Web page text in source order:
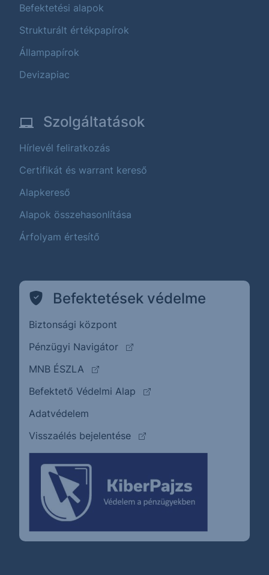
Befektetési alapok
Strukturált értékpapírok
Állampapírok
Devizapiac
Szolgáltatások
Hírlevél feliratkozás
Certifikát és warrant kereső
Alapkereső
Alapok összehasonlítása
Árfolyam értesítő
Befektetések védelme
Biztonsági központ
Pénzügyi Navigátor
(külső oldalra ugrik)
MNB ÉSZLA
(külső oldalra ugrik)
Befektető Védelmi Alap
(külső oldalra ugrik)
Adatvédelem
Visszaélés bejelentése
(külső oldalra ugrik)